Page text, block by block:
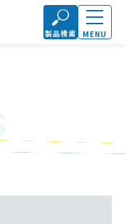
製品検索 MENU